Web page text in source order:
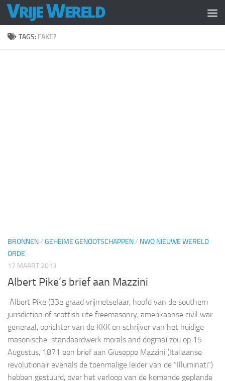
Doorgaan naar inhoud
TAGS: FAKE?
BRONNEN/ GEHEIME GENOOTSCHAPPEN/ NWO NIEUWE WERELD
ORDE
17 MAART 2013
Albert Pike’s brief aan Mazzini
Albert Pike (33e graad vrijmetselaar, hoofd van de southern
jurisdiction of scottish rite freemasonry, amerikaanse civil war
generaal, oprichter van de KKK en schrijver van het huidige
masonische standaardwerk morals and dogma) zou op 15
Augustus, 1871 een brief aan Giuseppe Mazzini (Italiaanse
revolutionair evenals de toenmalige leider van de “Illuminati”)
hebben gestuurd, over het verloop van de komende geplande